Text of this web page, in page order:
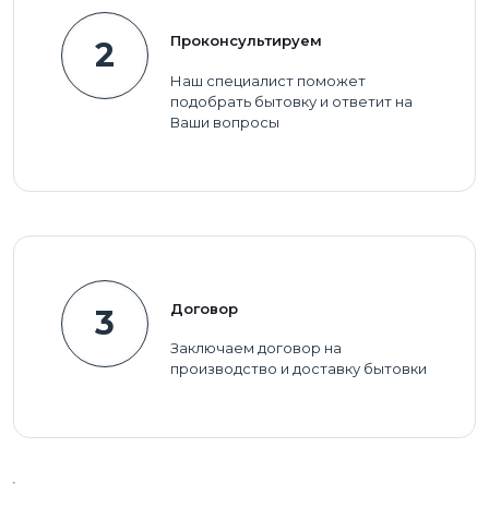
2 Проконсультируем
Наш специалист поможет
подобрать бытовку и ответит на
Ваши вопросы
3 Договор
Заключаем договор на
производство и доставку бытовки